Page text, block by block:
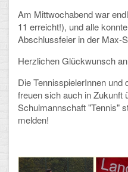
Schulsozialarbeit
Berufsorientierung
Arbeitsgemeinschaften
Klima-Projekt
Förderverein
Am Mittwochabend war
11 erreicht!), und alle
Abschlussfeier in der Max-
Herzlichen Glückwunsch
Die TennisspielerInnen und
freuen sich auch in Zukunft
Schulmannschaft "Tennis"
melden!